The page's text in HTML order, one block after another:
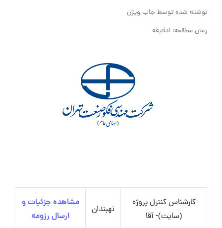
نوشته شده توسطجاب ویژن
زمان مطالعه: 1دقیقه
کارشناس کنترل پروژه
(سایت)- آقا
نهبندان
مشاهده جزئیات و
ارسال رزومه